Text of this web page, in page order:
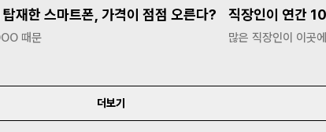
재한 스마트폰, 가격이 점점 오른다?
때문
직장인이 연간
많은 직장인이 이곳
더보기